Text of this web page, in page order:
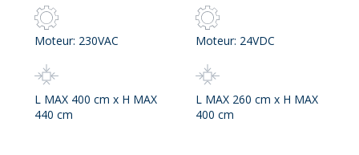
Moteur: 230VAC
L MAX 400 cm x H MAX
440 cm
Moteur: 24VDC
L MAX 260 cm x H MAX
400 cm